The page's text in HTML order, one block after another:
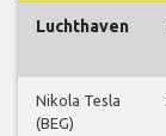
Luchthaven
Nikola Tesla
(BEG)